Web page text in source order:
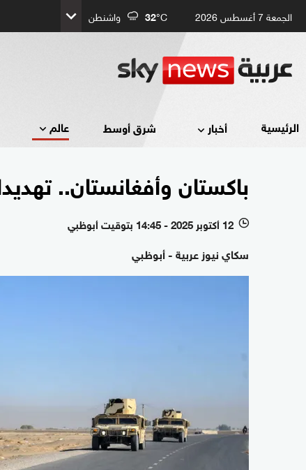
الجمعة 7 أغسطس 2026 32°C واشنطن
الرئيسية أخبار شرق أوسط عالم
باكستان وأفغانستان..
l 12 أكتوبر 2025 - 14:45 بتوقيت أبوظبي
سكاي نيوز عربية - أبوظبي